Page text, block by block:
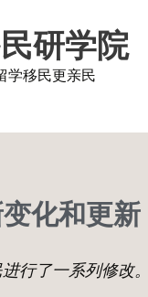
研学院
学移民更亲民
化和更新
行了一系列修改。